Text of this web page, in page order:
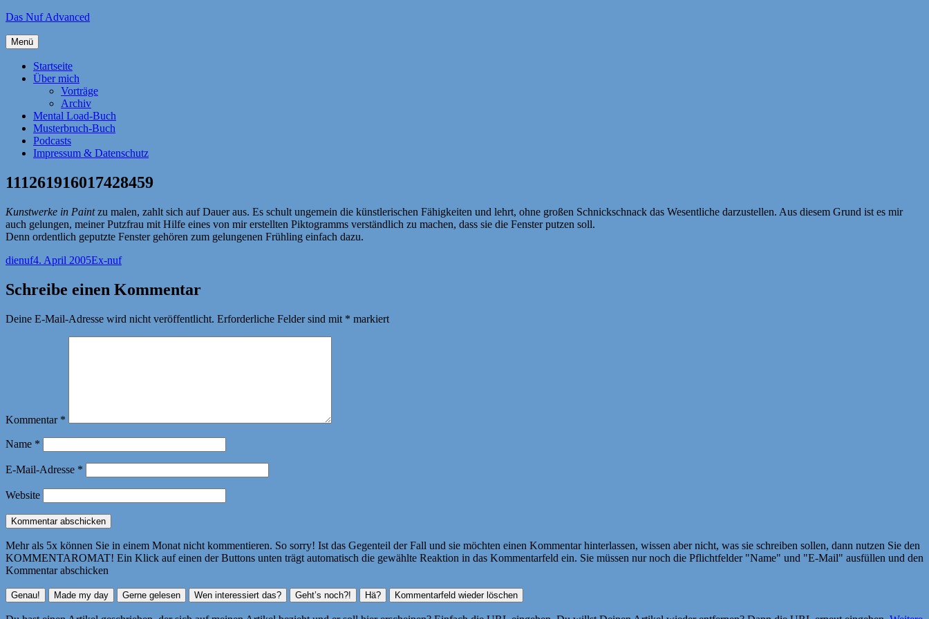
Zum
springen
Das Nuf Advanced
Menü
Startseite
Über mich
Vorträge
Archiv
Mental Load-Buch
Musterbruch-Buch
Podcasts
Impressum & Datenschutz
111261916017428459
Kunstwerke in Paintzu malen, zahlt sich auf Dauer aus. Es schult ungemein die künstlerischen Fähigkeiten und lehrt, ohne großen Schnickschnack das Wesentliche darzustellen. Aus diesem Grund ist es mir
auch gelungen, meiner Putzfrau mit Hilfe eines von mir erstellten Piktogramms verständlich zu machen, dass sie die Fenster putzen soll.
Denn ordentlich geputzte Fenster gehören zum gelungenen Frühling einfach dazu.
Autor
dienufVeröffentlicht
4. April 2005Kategorien
Ex-nuf
Schreibe einen Kommentar
Deine E-Mail-Adresse wird nicht veröffentlicht. Erforderliche Felder sind mit * markiert
Kommentar *
Name *
E-Mail-Adresse *
Website
Mehr als 5x können Sie in einem Monat nicht kommentieren. So sorry! Ist das Gegenteil der Fall und sie möchten einen Kommentar hinterlassen, wissen aber nicht, was sie schreiben sollen, dann nutzen Sie den
KOMMENTAROMAT! Ein Klick auf einen der Buttons unten trägt automatisch die gewählte Reaktion in das Kommentarfeld ein. Sie müssen nur noch die Pflichtfelder "Name" und "E-Mail" ausfüllen und den
Kommentar abschicken